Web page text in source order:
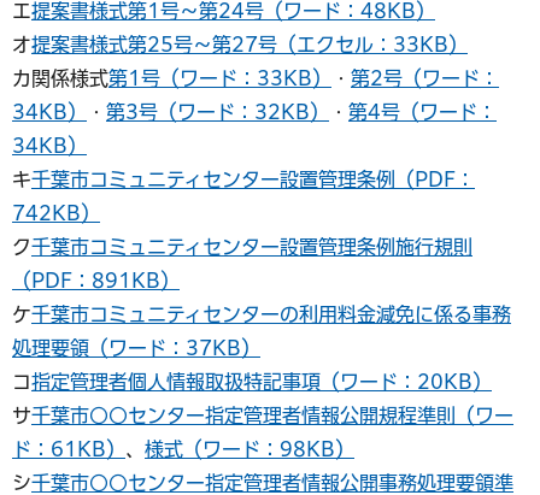
エ提案書様式第1号～第24号（ワード：48KB）
オ提案書様式第25号～第27号（エクセル：33KB）
カ関係様式第1号（ワード：33KB） ・ 第2号（ワード：
34KB）
・ 第3号（ワード：32KB） ・ 第4号（ワード：
34KB）
キ千葉市コミュニティセンター設置管理条例（PDF：
742KB）
ク千葉市コミュニティセンター設置管理条例施行規則
（PDF：891KB）
ケ千葉市コミュニティセンターの利用料金減免に係る事務
処理要領（ワード：37KB）
コ指定管理者個人情報取扱特記事項（ワード：20KB）
サ千葉市○○センター指定管理者情報公開規程準則（ワー
ド：61KB） 、 様式（ワード：98KB）
シ千葉市○○センター指定管理者情報公開事務処理要領準